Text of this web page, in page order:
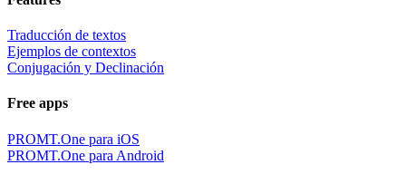
Traducción de textos
Ejemplos de contextos
Conjugación y Declinación
Free apps
PROMT.One para iOS
PROMT.One para Android